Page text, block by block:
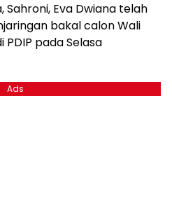
Eva Dwiana telah
bakal calon Wali
PDIP pada Selasa
Ads